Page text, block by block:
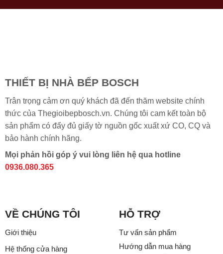
THIẾT BỊ NHÀ BẾP BOSCH
Trân trọng cảm ơn quý khách đã đến thăm website chính
thức của Thegioibepbosch.vn. Chúng tôi cam kết toàn bộ
sản phẩm có đẩy đủ giấy tờ nguồn gốc xuất xứ CO, CQ và
bảo hành chính hãng.
Mọi phản hồi góp ý vui lòng liên hệ qua hotline
0936.080.365
VỀ CHÚNG TÔI
Giới thiệu
Hệ thống cửa hàng
HỖ TRỢ
Tư vấn sản phẩm
Hướng dẫn mua hàng